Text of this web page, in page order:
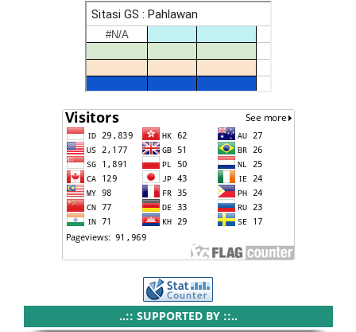
..:: SUPPORTED BY ::..